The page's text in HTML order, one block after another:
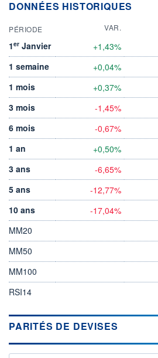
DONNÉES HISTORIQUES
PÉRIODE VAR.
1er Janvier +1,43%
1 semaine
+0,04%
1 mois
+0,37%
3 mois
-1,45%
6 mois
-0,67%
1 an
+0,50%
3 ans
-6,65%
5 ans
-12,77%
10 ans
-17,04%
MM20
MM50
MM100
RSI14
PARITÉS DE DEVISES